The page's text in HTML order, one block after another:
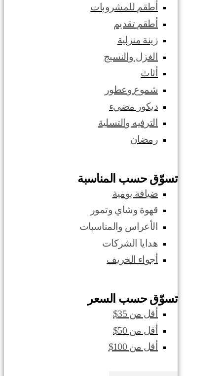
أطقم للمشروبات
أطقم تقديم
زينة منزلية
الغزل والنسيج
أثاث
شموع وعطور
ديكور مضيء
الترفيه والتسلية
رمضان
تسوّق حسب المناسبة
ضيافة يومية
قهوة وشاي وتمور
الأعراس والمناسبات
هدايا الشركات
أجواء الخريف
تسوّق حسب السعر
أقل من 35$
أقل من 50$
أقل من 100$